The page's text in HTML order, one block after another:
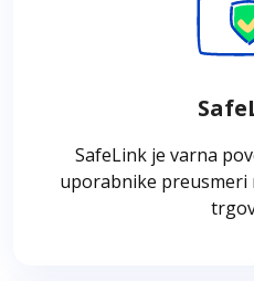
SafeLink je varna
uporabnike preusmeri
SafeLink je hitra
plačila,
trgovine. Plačil ni